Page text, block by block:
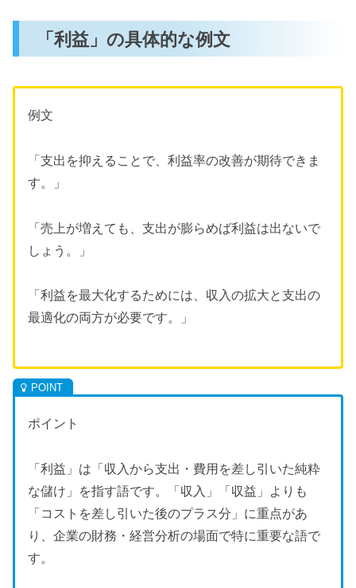
「利益」の具体的な例文
例文
「支出を抑えることで、利益率の改善が期待できま
す。」
「売上が増えても、支出が膨らめば利益は出ないで
しょう。」
「利益を最大化するためには、収入の拡大と支出の
最適化の両方が必要です。」
ポイント
「利益」は「収入から支出・費用を差し引いた純粋
な儲け」を指す語です。「収入」「収益」よりも
「コストを差し引いた後のプラス分」に重点があ
り、企業の財務・経営分析の場面で特に重要な語で
す。